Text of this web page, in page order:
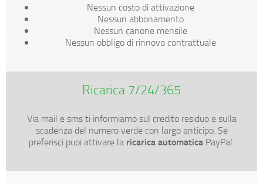
Nessun costo di attivazione
Nessun abbonamento
Nessun canone mensile
Nessun obbligo di rinnovo contrattuale
Ricarica 7/24/365
Via mail e sms ti informiamo sul credito residuo e sulla
scadenza del numero verde con largo anticipo. Se
preferisci puoi attivare la ricarica automatica PayPal.